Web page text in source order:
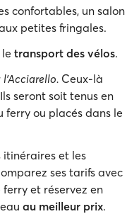
confortables, un salon
petites fringales.
transport des vélos.
l’Acciarello. Ceux-là
seront soit tenus en
ferry ou placés dans le
itinéraires et les
ses tarifs avec
et réservez en
au meilleur prix.